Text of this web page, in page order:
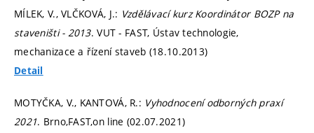
MÍLEK, V., VLČKOVÁ, J.: Vzdělávací kurz Koordinátor BOZP na
staveništi - 2013. VUT - FAST, Ústav technologie,
mechanizace a řízení staveb (18.10.2013)
Detail
MOTYČKA, V., KANTOVÁ, R.: Vyhodnocení odborných praxí
2021. Brno,FAST,on line (02.07.2021)